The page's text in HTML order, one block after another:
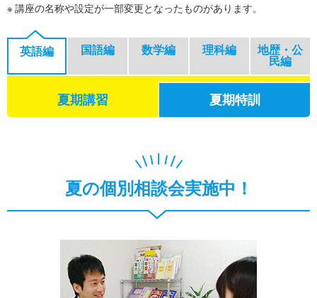
講座の名称や設定が一部変更となったものがあります。
英語編 国語編 数学編 理科編
地歴・公
民編
夏期講習 夏期特訓
夏の個別相談会実施中！